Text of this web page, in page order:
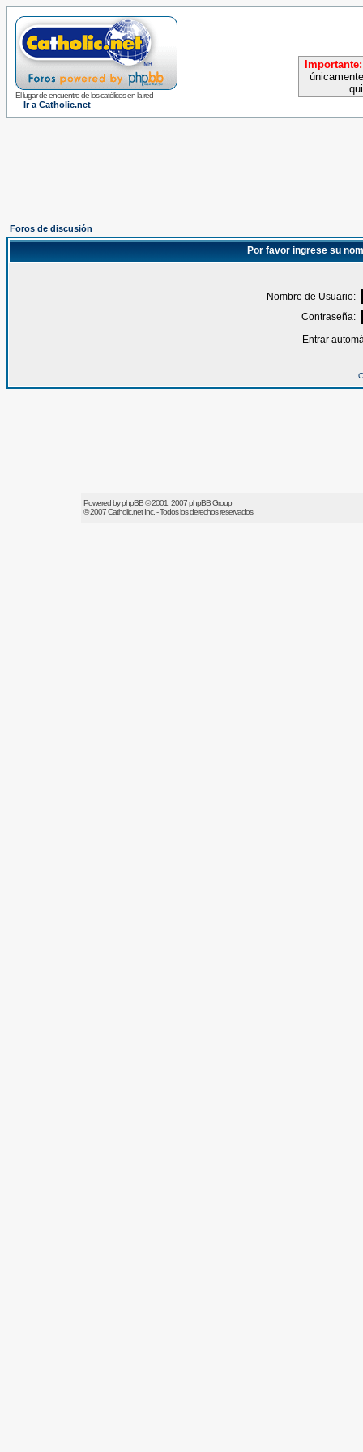
El lugar de encuentro de los católicos en la red
Ir a Catholic.net
Importante:
Foros de discusión
Por favor ingrese su
Nombre de Usuario:
Contraseña:
Entrar
Powered byphpBB© 2001, 2007 phpBB Group
© 2007Catholic.netInc. - Todos los derechos reservados